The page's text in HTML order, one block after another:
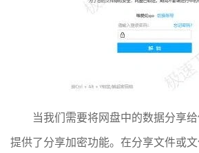
当我们需要将网盘中的数据分享
提供了分享加密功能。在分享文件或